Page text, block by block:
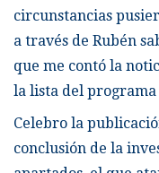
circunstancias
a través de Rubén
que me contó la
la lista del
Celebro la
conclusión de la